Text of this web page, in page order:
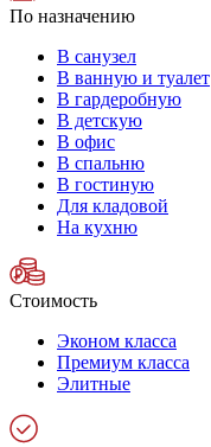
По назначению
В санузел
В ванную и туалет
В гардеробную
В детскую
В офис
В спальню
В гостиную
Для кладовой
На кухню
Стоимость
Эконом класса
Премиум класса
Элитные